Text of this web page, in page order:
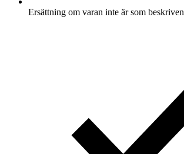
Ersättning om varan inte är som beskriven